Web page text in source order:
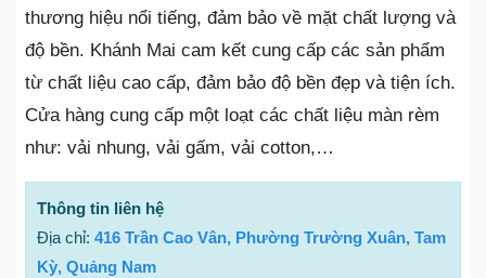
thương hiệu nổi tiếng, đảm bảo về mặt chất lượng và
độ bền. Khánh Mai cam kết cung cấp các sản phẩm
từ chất liệu cao cấp, đảm bảo độ bền đẹp và tiện ích.
Cửa hàng cung cấp một loạt các chất liệu màn rèm
như: vải nhung, vải gấm, vải cotton,…
Thông tin liên hệ
Địa chỉ: 416 Trần Cao Vân, Phường Trường Xuân, Tam
Kỳ, Quảng Nam